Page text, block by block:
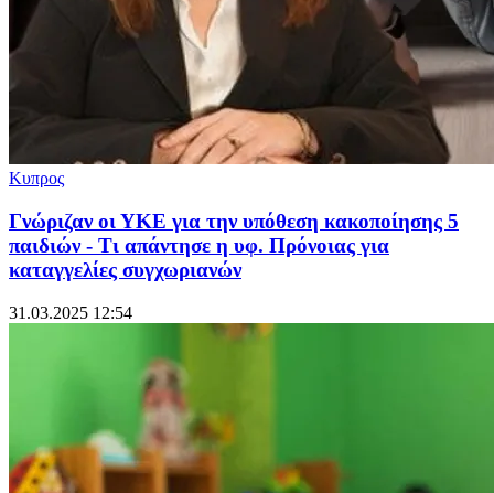
Κυπρος
Γνώριζαν οι ΥΚΕ για την υπόθεση κακοποίησης 5
παιδιών - Τι απάντησε η υφ. Πρόνοιας για
καταγγελίες συγχωριανών
31.03.2025 12:54